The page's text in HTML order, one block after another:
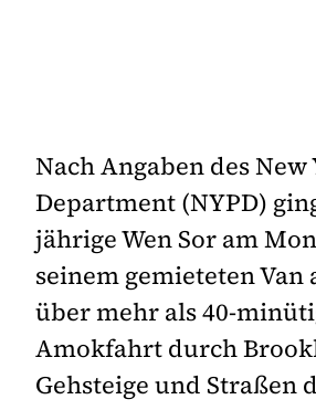
Nach Angaben des New
Department (NYPD)
jährige Wen Sor am
seinem gemieteten Van
über mehr als 40-
Amokfahrt durch
Gehsteige und Straßen